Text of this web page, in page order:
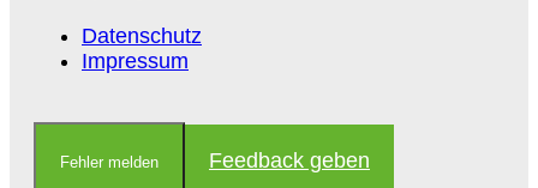
Datenschutz
Impressum
Fehler melden Feedback geben